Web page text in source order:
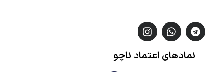
نمادهای اعتماد ناچو